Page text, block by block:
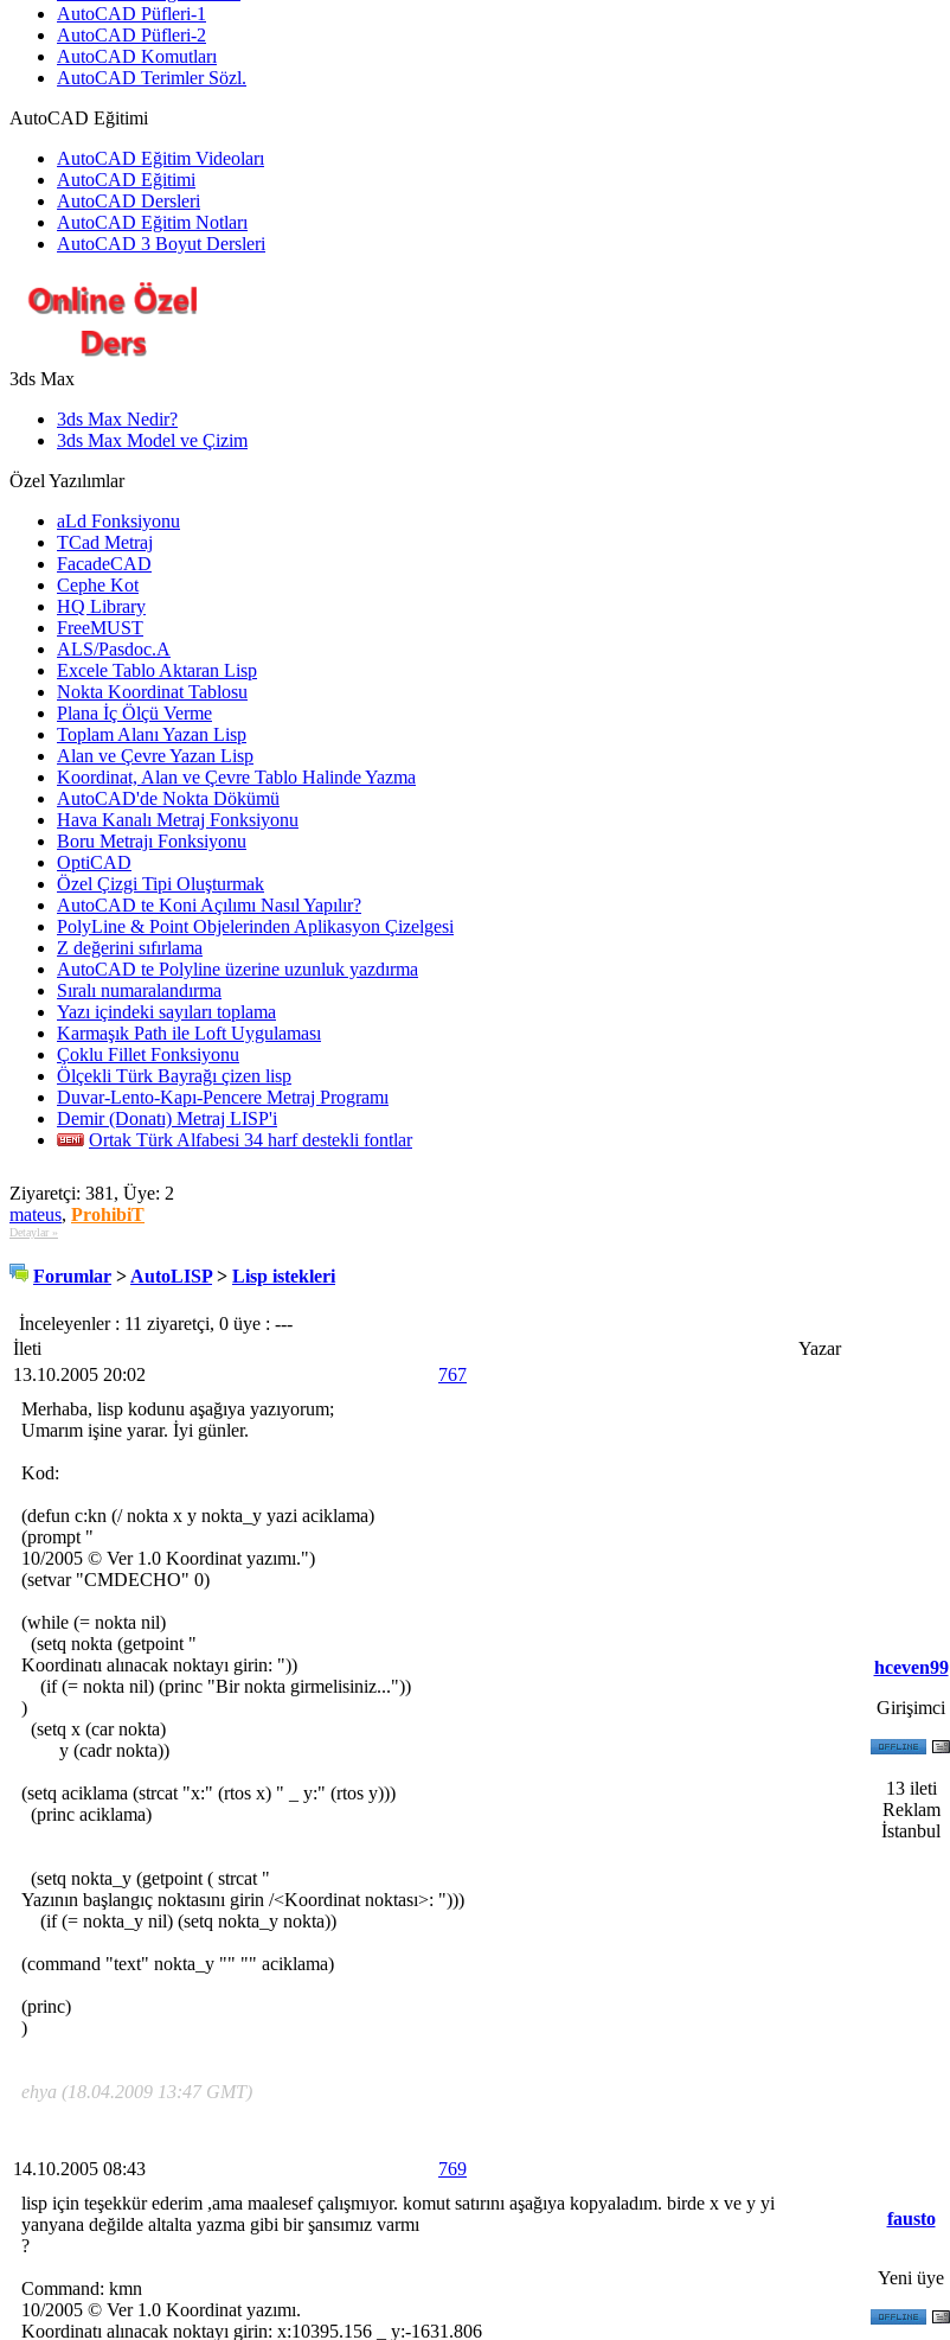
AutoCAD Püfleri-1
AutoCAD Püfleri-2
AutoCAD Komutları
AutoCAD Terimler Sözl.
AutoCAD Eğitimi
AutoCAD Eğitim Videoları
AutoCAD Eğitimi
AutoCAD Dersleri
AutoCAD Eğitim Notları
AutoCAD 3 Boyut Dersleri
3ds Max
3ds Max Nedir?
3ds Max Model ve Çizim
Özel Yazılımlar
aLd Fonksiyonu
TCad Metraj
FacadeCAD
Cephe Kot
HQ Library
FreeMUST
ALS/Pasdoc.A
Excele Tablo Aktaran Lisp
Nokta Koordinat Tablosu
Plana İç Ölçü Verme
Toplam Alanı Yazan Lisp
Alan ve Çevre Yazan Lisp
Koordinat, Alan ve Çevre Tablo Halinde Yazma
AutoCAD'de Nokta Dökümü
Hava Kanalı Metraj Fonksiyonu
Boru Metrajı Fonksiyonu
OptiCAD
Özel Çizgi Tipi Oluşturmak
AutoCAD te Koni Açılımı Nasıl Yapılır?
PolyLine & Point Objelerinden Aplikasyon Çizelgesi
Z değerini sıfırlama
AutoCAD te Polyline üzerine uzunluk yazdırma
Sıralı numaralandırma
Yazı içindeki sayıları toplama
Karmaşık Path ile Loft Uygulaması
Çoklu Fillet Fonksiyonu
Ölçekli Türk Bayrağı çizen lisp
Duvar-Lento-Kapı-Pencere Metraj Programı
Demir (Donatı) Metraj LISP'i
Ortak Türk Alfabesi 34 harf destekli fontlar
Ziyaretçi: 381, Üye: 2
mateus, ProhibiT
Detaylar »
Forumlar > AutoLISP> Lisp istekleri
İnceleyenler : 11 ziyaretçi, 0 üye : ---
İleti
Yazar
13.10.2005 20:02
767
hceven99
Girişimci
13 ileti
Reklam
İstanbul
Merhaba, lisp kodunu aşağıya yazıyorum;
Umarım işine yarar. İyi günler.
Kod:
(defun c:kn (/ nokta x y nokta_y yazi aciklama)
(prompt "
10/2005 © Ver 1.0 Koordinat yazımı.")
(setvar "CMDECHO" 0)
(while (= nokta nil)
(setq nokta (getpoint "
Koordinatı alınacak noktayı girin: "))
(if (= nokta nil) (princ "Bir nokta girmelisiniz..."))
)
(setq x (car nokta)
y (cadr nokta))
(setq aciklama (strcat "x:" (rtos x) " _ y:" (rtos y)))
(princ aciklama)
(setq nokta_y (getpoint ( strcat "
Yazının başlangıç noktasını girin /<Koordinat noktası>: ")))
(if (= nokta_y nil) (setq nokta_y nokta))
(command "text" nokta_y "" "" aciklama)
(princ)
)
ehya (18.04.2009 13:47 GMT)
14.10.2005 08:43 769
fausto
Yeni üye
lisp için teşekkür ederim ,ama maalesef çalışmıyor. komut satırını aşağıya kopyaladım. birde x ve y yi
yanyana değilde altalta yazma gibi bir şansımız varmı
?
Command: kmn
10/2005 © Ver 1.0 Koordinat yazımı.
Koordinatı alınacak noktayı girin: x:10395.156 _ y:-1631.806